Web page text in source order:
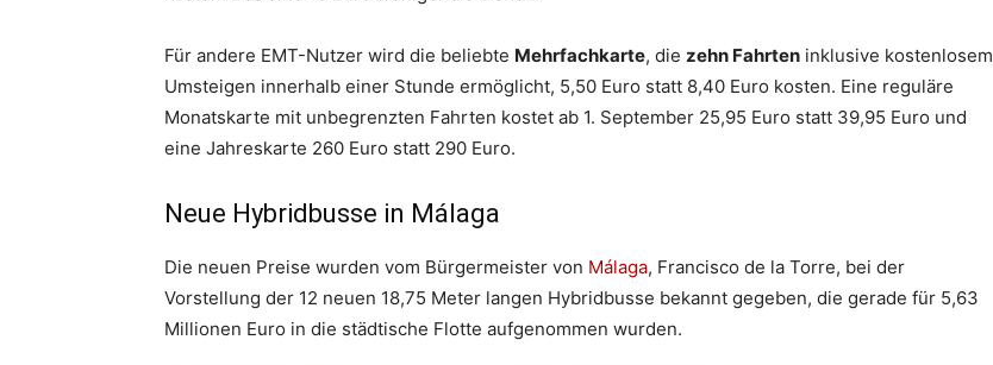
Für andere EMT-Nutzer wird die beliebte Mehrfachkarte, die zehn Fahrten inklusive kostenlosem
Umsteigen innerhalb einer Stunde ermöglicht, 5,50 Euro statt 8,40 Euro kosten. Eine reguläre
Monatskarte mit unbegrenzten Fahrten kostet ab 1. September 25,95 Euro statt 39,95 Euro und
eine Jahreskarte 260 Euro statt 290 Euro.
Neue Hybridbusse in Málaga
Die neuen Preise wurden vom Bürgermeister von Málaga, Francisco de la Torre, bei der
Vorstellung der 12 neuen 18,75 Meter langen Hybridbusse bekannt gegeben, die gerade für 5,63
Millionen Euro in die städtische Flotte aufgenommen wurden.